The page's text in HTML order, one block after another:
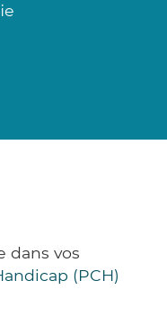
dans vos
(PCH)